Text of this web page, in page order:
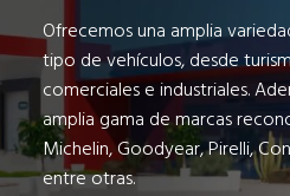
Ofrecemos una amplia
tipo de vehículos, desde
comerciales e industriales.
amplia gama de marcas
Michelin, Goodyear, Pirelli,
entre otras.